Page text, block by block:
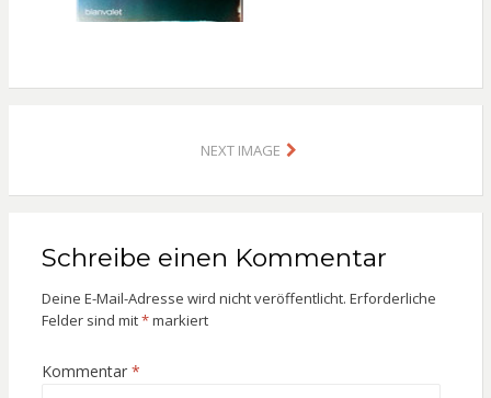
NEXT IMAGE
Schreibe einen Kommentar
Deine E-Mail-Adresse wird nicht veröffentlicht. Erforderliche
Felder sind mit*markiert
Kommentar *